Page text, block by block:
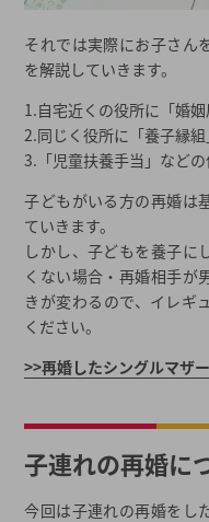
それでは実際にお子さん
を解説していきます。
1.自宅近くの役所に「婚
2.同じく役所に「養子縁
3.「児童扶養手当」など
子どもがいる方の再婚は
ていきます。
しかし、子どもを養子に
くない場合・再婚相手が
きが変わるので、イレギ
ください。
>>再婚したシングルマザ
子連れの再婚に
今回は子連れの再婚をし